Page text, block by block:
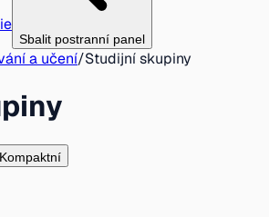
Sbalit postranní panel
a učení/Studijní skupiny
Kompaktní